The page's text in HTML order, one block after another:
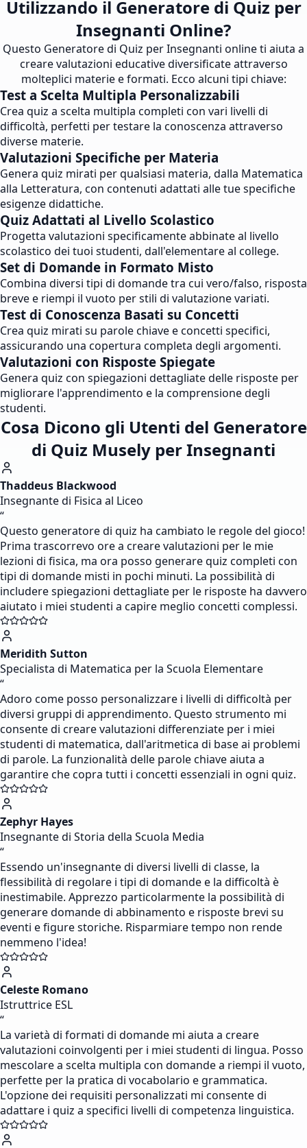
Utilizzando il Generatore di Quiz per
Insegnanti Online?
Questo Generatore di Quiz per Insegnanti online ti aiuta a
creare valutazioni educative diversificate attraverso
molteplici materie e formati. Ecco alcuni tipi chiave:
Test a Scelta Multipla Personalizzabili
Crea quiz a scelta multipla completi con vari livelli di
difficoltà, perfetti per testare la conoscenza attraverso
diverse materie.
Valutazioni Specifiche per Materia
Genera quiz mirati per qualsiasi materia, dalla Matematica
alla Letteratura, con contenuti adattati alle tue specifiche
esigenze didattiche.
Quiz Adattati al Livello Scolastico
Progetta valutazioni specificamente abbinate al livello
scolastico dei tuoi studenti, dall'elementare al college.
Set di Domande in Formato Misto
Combina diversi tipi di domande tra cui vero/falso, risposta
breve e riempi il vuoto per stili di valutazione variati.
Test di Conoscenza Basati su Concetti
Crea quiz mirati su parole chiave e concetti specifici,
assicurando una copertura completa degli argomenti.
Valutazioni con Risposte Spiegate
Genera quiz con spiegazioni dettagliate delle risposte per
migliorare l'apprendimento e la comprensione degli
studenti.
Cosa Dicono gli Utenti del Generatore
di Quiz Musely per Insegnanti
Thaddeus Blackwood
Insegnante di Fisica al Liceo
“
Questo generatore di quiz ha cambiato le regole del gioco!
Prima trascorrevo ore a creare valutazioni per le mie
lezioni di fisica, ma ora posso generare quiz completi con
tipi di domande misti in pochi minuti. La possibilità di
includere spiegazioni dettagliate per le risposte ha davvero
aiutato i miei studenti a capire meglio concetti complessi.
Meridith Sutton
Specialista di Matematica per la Scuola Elementare
“
Adoro come posso personalizzare i livelli di difficoltà per
diversi gruppi di apprendimento. Questo strumento mi
consente di creare valutazioni differenziate per i miei
studenti di matematica, dall'aritmetica di base ai problemi
di parole. La funzionalità delle parole chiave aiuta a
garantire che copra tutti i concetti essenziali in ogni quiz.
Zephyr Hayes
Insegnante di Storia della Scuola Media
“
Essendo un'insegnante di diversi livelli di classe, la
flessibilità di regolare i tipi di domande e la difficoltà è
inestimabile. Apprezzo particolarmente la possibilità di
generare domande di abbinamento e risposte brevi su
eventi e figure storiche. Risparmiare tempo non rende
nemmeno l'idea!
Celeste Romano
Istruttrice ESL
“
La varietà di formati di domande mi aiuta a creare
valutazioni coinvolgenti per i miei studenti di lingua. Posso
mescolare a scelta multipla con domande a riempi il vuoto,
perfette per la pratica di vocabolario e grammatica.
L'opzione dei requisiti personalizzati mi consente di
adattare i quiz a specifici livelli di competenza linguistica.